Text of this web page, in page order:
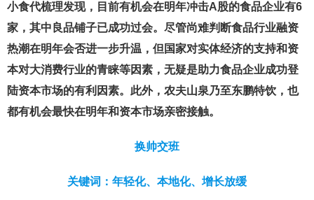
小食代梳理发现，目前有机会在明年冲击A股的食品企业有6
家，其中良品铺子已成功过会。 尽管尚难判断食品行业融资
热潮在明年会否进一步升温，但国家对实体经济的支持和资
本对大消费行业的青睐等因素，无疑是助力食品企业成功登
陆资本市场的有利因素。此外，农夫山泉乃至东鹏特饮，也
都有机会最快在明年和资本市场亲密接触。
换帅交班
关键词：年轻化、本地化、增长放缓